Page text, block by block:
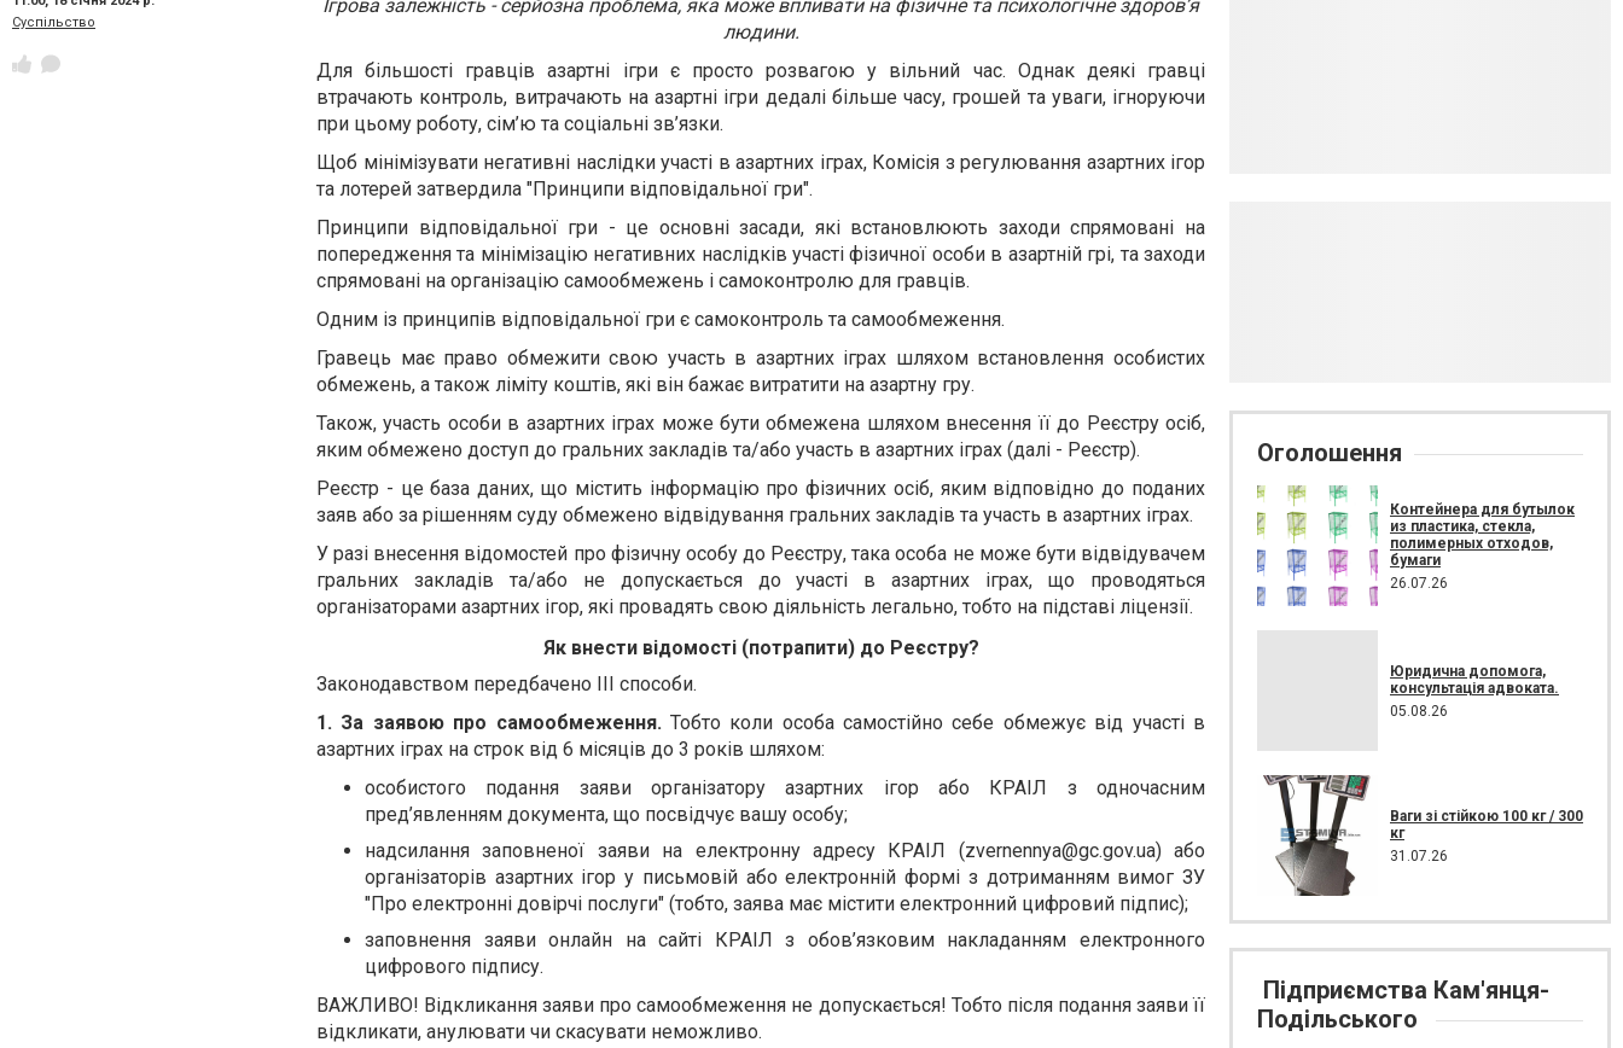
Суспільство
Ігрова залежність - серйозна проблема, яка може впливати на фізичне та психологічне здоров’я
людини.
Для більшості гравців азартні ігри є просто розвагою у вільний час. Однак деякі гравці
втрачають контроль, витрачають на азартні ігри дедалі більше часу, грошей та уваги, ігноруючи
при цьому роботу, сім’ю та соціальні зв’язки.
Щоб мінімізувати негативні наслідки участі в азартних іграх, Комісія з регулювання азартних ігор
та лотерей затвердила "Принципи відповідальної гри".
Принципи відповідальної гри - це основні засади, які встановлюють заходи спрямовані на
попередження та мінімізацію негативних наслідків участі фізичної особи в азартній грі, та заходи
спрямовані на організацію самообмежень і самоконтролю для гравців.
Одним із принципів відповідальної гри є самоконтроль та самообмеження.
Гравець має право обмежити свою участь в азартних іграх шляхом встановлення особистих
обмежень, а також ліміту коштів, які він бажає витратити на азартну гру.
Також, участь особи в азартних іграх може бути обмежена шляхом внесення її до Реєстру осіб,
яким обмежено доступ до гральних закладів та/або участь в азартних іграх (далі - Реєстр).
Реєстр - це база даних, що містить інформацію про фізичних осіб, яким відповідно до поданих
заяв або за рішенням суду обмежено відвідування гральних закладів та участь в азартних іграх.
У разі внесення відомостей про фізичну особу до Реєстру, така особа не може бути відвідувачем
гральних закладів та/або не допускається до участі в азартних іграх, що проводяться
організаторами азартних ігор, які провадять свою діяльність легально, тобто на підставі ліцензії.
Як внести відомості (потрапити) до Реєстру?
Законодавством передбачено ІІІ способи.
1. За заявою про самообмеження.Тобто коли особа самостійно себе обмежує від участі в
азартних іграх на строк від 6 місяців до 3 років шляхом:
особистого подання заяви організатору азартних ігор або КРАІЛ з одночасним
пред’явленням документа, що посвідчує вашу особу;
надсилання заповненої заяви на електронну адресу КРАІЛ (zvernennya@gc.gov.ua) або
організаторів азартних ігор у письмовій або електронній формі з дотриманням вимог ЗУ
"Про електронні довірчі послуги" (тобто, заява має містити електронний цифровий підпис);
заповнення заяви онлайн на сайті КРАІЛ з обов’язковим накладанням електронного
цифрового підпису.
ВАЖЛИВО! Відкликання заяви про самообмеження не допускається! Тобто після подання заяви її
відкликати, анулювати чи скасувати неможливо.
Оголошення
Контейнера для бутылок
из пластика, стекла,
полимерных отходов,
бумаги
26.07.26
Юридична допомога,
консультація адвоката.
05.08.26
Ваги зі стійкою 100 кг / 300
кг
31.07.26
Підприємства Кам'янця-
Подільського